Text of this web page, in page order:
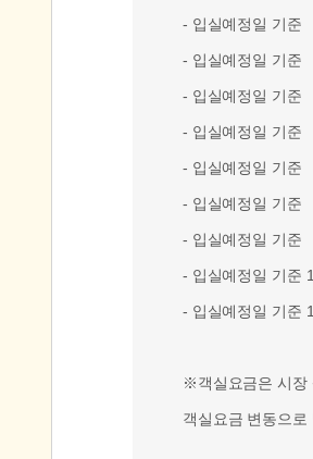
- 입실예정일 기
- 입실예정일 기
- 입실예정일 기
- 입실예정일 기
- 입실예정일 기
- 입실예정일 기
- 입실예정일 기
- 입실예정일 기준
- 입실예정일 기준
※객실요금은 시장
객실요금 변동으로